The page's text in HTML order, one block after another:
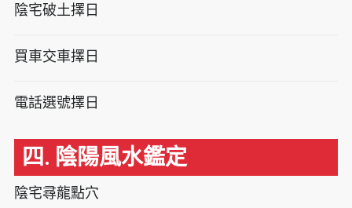
陰宅破土擇日
買車交車擇日
電話選號擇日
四. 陰陽風水鑑定
陰宅尋龍點穴